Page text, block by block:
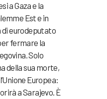
a Gaza e la
Est e in
di eurodeputato
fermare la
Solo
della sua morte,
Europea:
a Sarajevo. È